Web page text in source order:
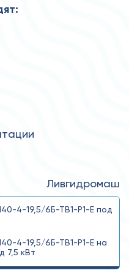
Ливгидромаш
4-19,5/6Б-ТВ1-Р1-Е под
4-19,5/6Б-ТВ1-Р1-Е на
7,5 кВт